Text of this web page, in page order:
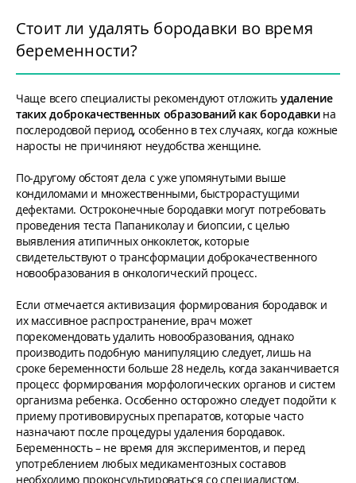
Стоит ли удалять бородавки во время
беременности?
Чаще всего специалисты рекомендуют отложить удаление
таких доброкачественных образований как бородавкина
послеродовой период, особенно в тех случаях, когда кожные
наросты не причиняют неудобства женщине.
По-другому обстоят дела с уже упомянутыми выше
кондиломами и множественными, быстрорастущими
дефектами. Остроконечные бородавки могут потребовать
проведения теста Папаниколау и биопсии, с целью
выявления атипичных онкоклеток, которые
свидетельствуют о трансформации доброкачественного
новообразования в онкологический процесс.
Если отмечается активизация формирования бородавок и
их массивное распространение, врач может
порекомендовать удалить новообразования, однако
производить подобную манипуляцию следует, лишь на
сроке беременности больше 28 недель, когда заканчивается
процесс формирования морфологических органов и систем
организма ребенка. Особенно осторожно следует подойти к
приему противовирусных препаратов, которые часто
назначают после процедуры удаления бородавок.
Беременность – не время для экспериментов, и перед
употреблением любых медикаментозных составов
необходимо проконсультироваться со специалистом.